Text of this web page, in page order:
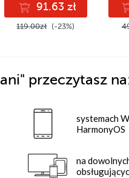
91.63 zł
119.00zł (-23%)
przeczytasz
systemach
HarmonyOS
na